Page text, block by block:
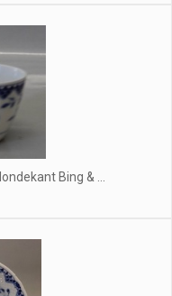
Bing & ...